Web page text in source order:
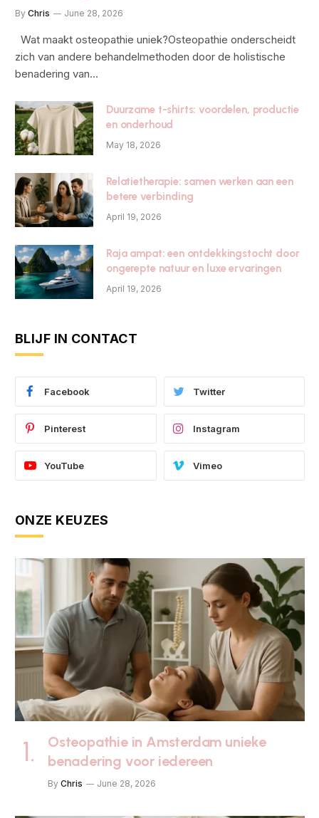
By Chris June 28, 2026
Wat maakt osteopathie uniek?Osteopathie onderscheidt
zich van andere behandelmethoden door de holistische
benadering van…
Duurzame t-shirts: voordelen, productie
en onderhoud
May 18, 2026
Relatietherapie: samen werken aan een
betere verbinding
April 19, 2026
Raja ampat: een ontdekkingstocht door
ongerepte natuur en luxe ervaringen
April 19, 2026
BLIJF IN CONTACT
Facebook Twitter
Pinterest Instagram
YouTube Vimeo
ONZE KEUZES
Osteopathie in Amsterdam unieke
benadering voor iedereen
By Chris June 28, 2026